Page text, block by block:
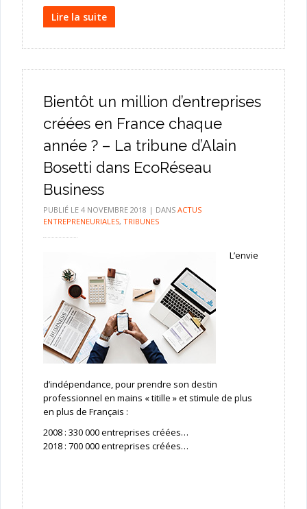
Lire la suite
Bientôt un million d’entreprises
créées en France chaque
année ? – La tribune d’Alain
Bosetti dans EcoRéseau
Business
PUBLIÉ LE 4 NOVEMBRE 2018 | DANS ACTUS
ENTREPRENEURIALES, TRIBUNES
L’envie
d’indépendance, pour prendre son destin
professionnel en mains « titille » et stimule de plus
en plus de Français :
2008 : 330 000 entreprises créées…
2018 : 700 000 entreprises créées…